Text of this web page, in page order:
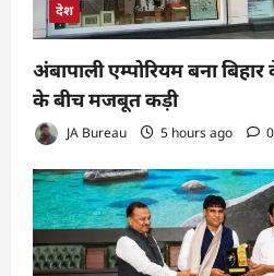
देश
अंबापाली एम्पोरियम बना
के बीच मजबूत कड़ी
JA Bureau 5 hours ago 0